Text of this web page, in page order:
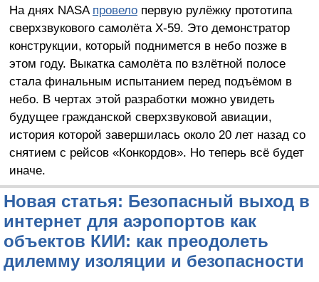
На днях NASA провелопервую рулёжку прототипа
сверхзвукового самолёта X-59. Это демонстратор
конструкции, который поднимется в небо позже в
этом году. Выкатка самолёта по взлётной полосе
стала финальным испытанием перед подъёмом в
небо. В чертах этой разработки можно увидеть
будущее гражданской сверхзвуковой авиации,
история которой завершилась около 20 лет назад со
снятием с рейсов «Конкордов». Но теперь всё будет
иначе.
Новая статья: Безопасный выход в
интернет для аэропортов как
объектов КИИ: как преодолеть
дилемму изоляции и безопасности